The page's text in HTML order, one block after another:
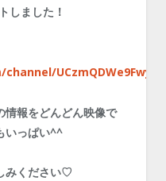
しました！
情報をどんどん映像で
いっぱい^^
みください♡